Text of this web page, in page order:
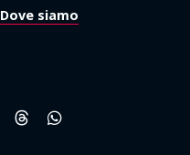
Dove siamo